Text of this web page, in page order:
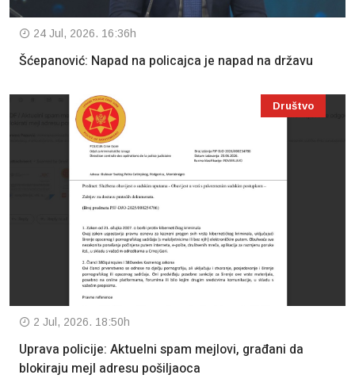
24 Jul, 2026. 16:36h
Šćepanović: Napad na policajca je napad na državu
Društvo
2 Jul, 2026. 18:50h
Uprava policije: Aktuelni spam mejlovi, građani da
blokiraju mejl adresu pošiljaoca